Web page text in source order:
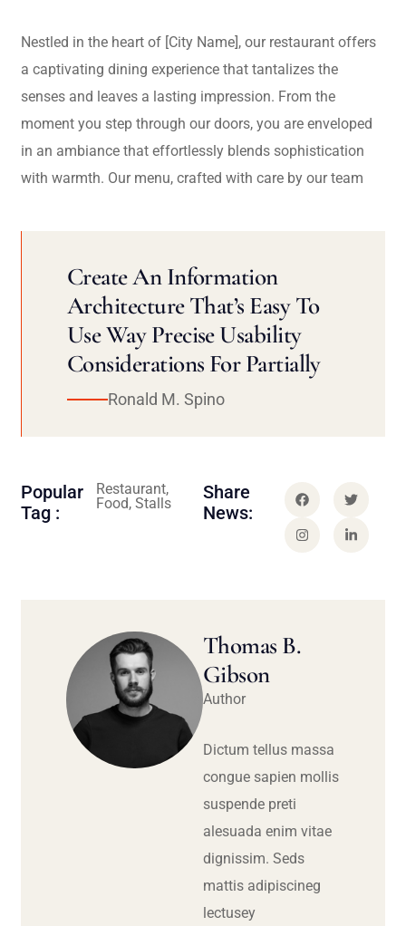
Nestled in the heart of [City Name], our restaurant offers
a captivating dining experience that tantalizes the
senses and leaves a lasting impression. From the
moment you step through our doors, you are enveloped
in an ambiance that effortlessly blends sophistication
with warmth. Our menu, crafted with care by our team
Create An Information
Architecture That’s Easy To
Use Way Precise Usability
Considerations For Partially
Ronald M. Spino
Popular
Tag :
Restaurant,
Food, Stalls
Share
News:
Thomas B.
Gibson
Author
Dictum tellus massa
congue sapien mollis
suspende preti
alesuada enim vitae
dignissim. Seds
mattis adipiscineg
lectusey